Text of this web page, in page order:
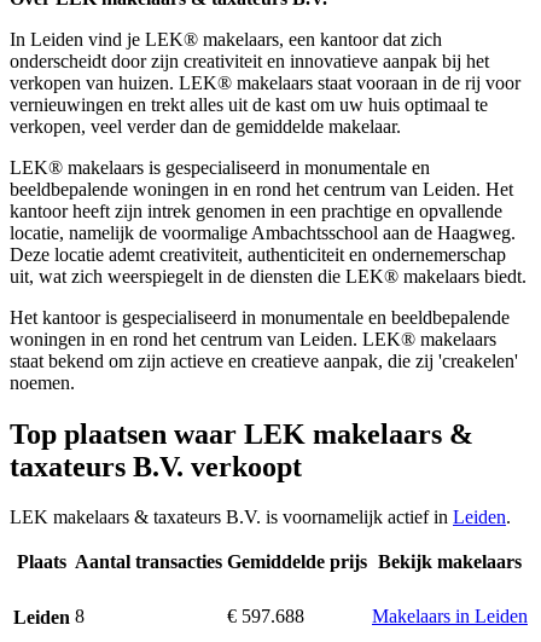
In Leiden vind je LEK® makelaars, een kantoor dat zich
onderscheidt door zijn creativiteit en innovatieve aanpak bij het
verkopen van huizen. LEK® makelaars staat vooraan in de rij voor
vernieuwingen en trekt alles uit de kast om uw huis optimaal te
verkopen, veel verder dan de gemiddelde makelaar.
LEK® makelaars is gespecialiseerd in monumentale en
beeldbepalende woningen in en rond het centrum van Leiden. Het
kantoor heeft zijn intrek genomen in een prachtige en opvallende
locatie, namelijk de voormalige Ambachtsschool aan de Haagweg.
Deze locatie ademt creativiteit, authenticiteit en ondernemerschap
uit, wat zich weerspiegelt in de diensten die LEK® makelaars biedt.
Het kantoor is gespecialiseerd in monumentale en beeldbepalende
woningen in en rond het centrum van Leiden. LEK® makelaars
staat bekend om zijn actieve en creatieve aanpak, die zij 'creakelen'
noemen.
Top plaatsen waar LEK makelaars &
taxateurs B.V. verkoopt
LEK makelaars & taxateurs B.V. is voornamelijk actief in Leiden.
Plaats Aantal transacties Gemiddelde prijs Bekijk makelaars
Leiden 8 € 597.688 Makelaars in Leiden